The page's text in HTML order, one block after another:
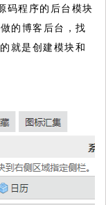
码程序的后台模块
的博客后台，找
就是创建模块和